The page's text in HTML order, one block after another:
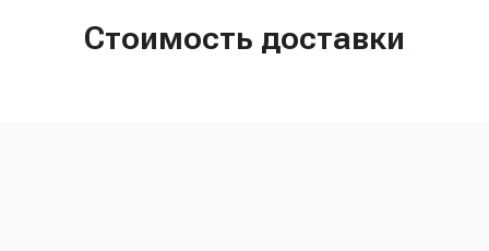
Стоимость доставки